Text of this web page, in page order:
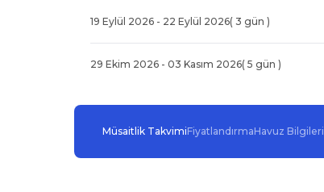
19 Eylül 2026 - 22 Eylül 2026( 3 gün )
29 Ekim 2026 - 03 Kasım 2026( 5 gün )
Müsaitlik TakvimiFiyatlandırmaHavuz Bilgileri